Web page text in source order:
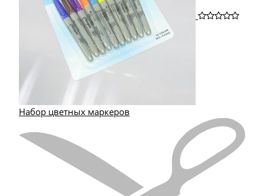
Набор цветных маркеров